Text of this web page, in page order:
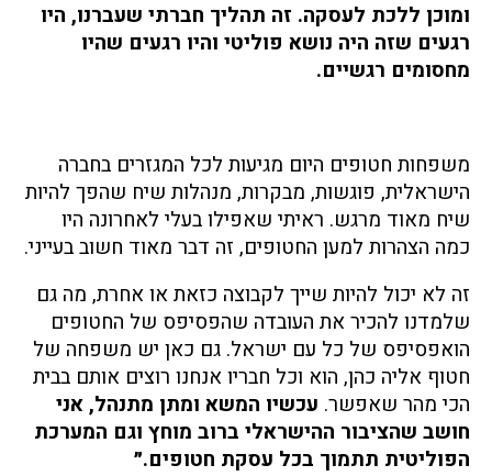
ומוכן ללכת לעסקה. זה תהליך חברתי שעברנו, היו
רגעים שזה היה נושא פוליטי והיו רגעים שהיו
מחסומים רגשיים.
משפחות חטופים היום מגיעות לכל המגזרים בחברה
הישראלית, פוגשות, מבקרות, מנהלות שיח שהפך להיות
שיח מאוד מרגש. ראיתי שאפילו בעלי לאחרונה היו
כמה הצהרות למען החטופים, זה דבר מאוד חשוב בעייני.
זה לא יכול להיות שייך לקבוצה כזאת או אחרת, מה גם
שלמדנו להכיר את העובדה שהפסיפס של החטופים
הואפסיפס של כל עם ישראל. גם כאן יש משפחה של
חטוף אליה כהן, הוא וכל חבריו אנחנו רוצים אותם בבית
הכי מהר שאפשר. עכשיו המשא ומתן מתנהל, אני
חושב שהציבור ההישראלי ברוב מוחץ וגם המערכת
הפוליטית תתמוך בכל עסקת חטופים.״